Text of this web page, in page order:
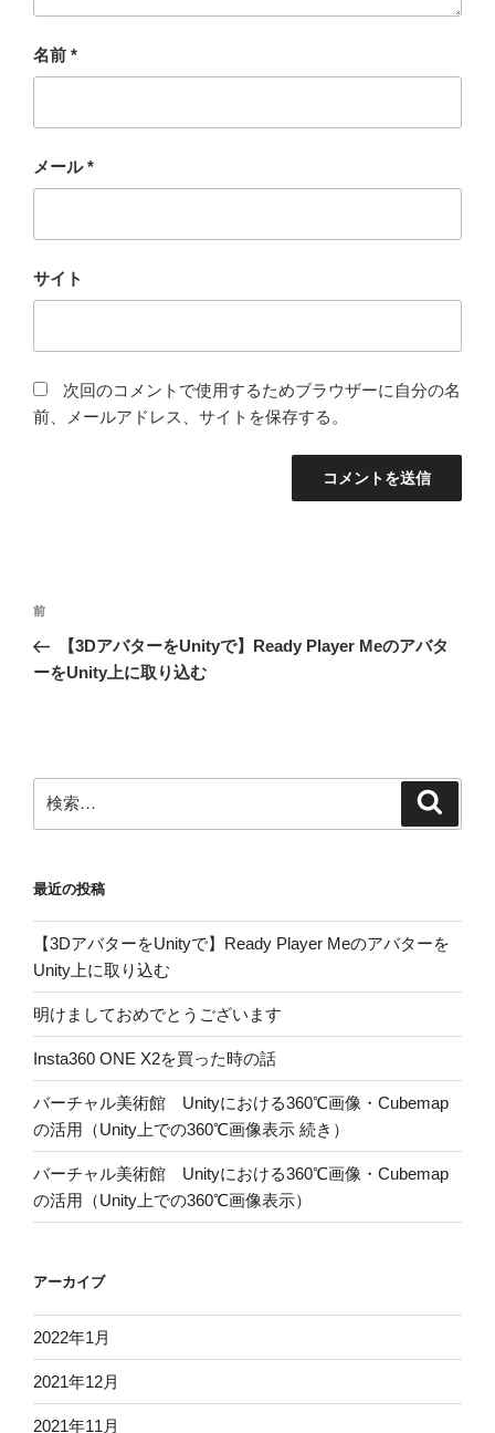
名前 *
メール*
サイト
次回のコメントで使用するためブラウザーに自分の名
前、メールアドレス、サイトを保存する。
投
ナ
シ
ョ
前
の
投
前
【3DアバターをUnityで】Ready Player Meのアバタ
ーをUnity上に取り込む
検
索:
最近の投稿
【3DアバターをUnityで】Ready Player Meのアバターを
Unity上に取り込む
明けましておめでとうございます
Insta360 ONE X2を買った時の話
バーチャル美術館 Unityにおける360℃画像・Cubemap
の活用（Unity上での360℃画像表示 続き）
バーチャル美術館 Unityにおける360℃画像・Cubemap
の活用（Unity上での360℃画像表示）
アーカイブ
2022年1月
2021年12月
2021年11月